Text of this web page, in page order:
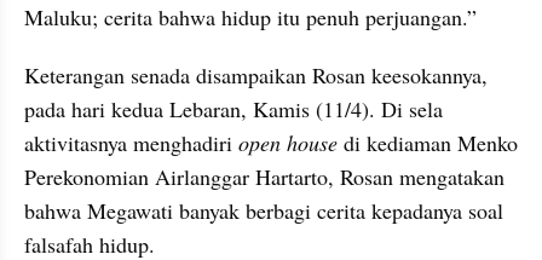
Maluku; cerita bahwa hidup itu penuh perjuangan.”
Keterangan senada disampaikan Rosan keesokannya,
pada hari kedua Lebaran, Kamis (11/4). Di sela
aktivitasnya menghadiri open house di kediaman Menko
Perekonomian Airlanggar Hartarto, Rosan mengatakan
bahwa Megawati banyak berbagi cerita kepadanya soal
falsafah hidup.